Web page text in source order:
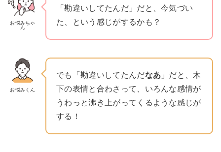
お悩みちゃ
ん
「勘違いしてたんだ」だと、今気づい
た、という感じがするかも？
お悩みくん
でも「勘違いしてたんだなあ 」だと、木
下の表情と合わさって、いろんな感情が
うわっと沸き上がってくるような感じが
する！